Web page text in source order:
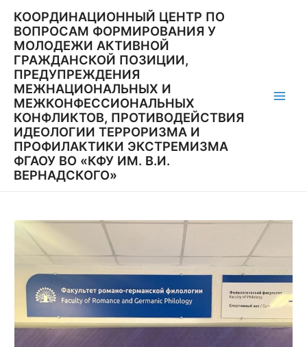
содержимому
КООРДИНАЦИОННЫЙ ЦЕНТР ПО
ВОПРОСАМ ФОРМИРОВАНИЯ У
МОЛОДЕЖИ АКТИВНОЙ
ГРАЖДАНСКОЙ ПОЗИЦИИ,
ПРЕДУПРЕЖДЕНИЯ
МЕЖНАЦИОНАЛЬНЫХ И
МЕЖКОНФЕССИОНАЛЬНЫХ
КОНФЛИКТОВ, ПРОТИВОДЕЙСТВИЯ
ИДЕОЛОГИИ ТЕРРОРИЗМА И
ПРОФИЛАКТИКИ ЭКСТРЕМИЗМА
ФГАОУ ВО «КФУ ИМ. В.И.
ВЕРНАДСКОГО»